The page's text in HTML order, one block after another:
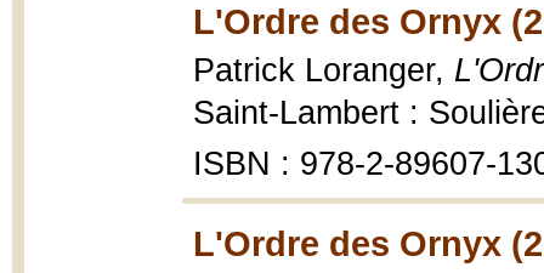
L'Ordre des Ornyx
Patrick Loranger,
Saint-Lambert :
ISBN : 978-2-89607-
L'Ordre des Ornyx